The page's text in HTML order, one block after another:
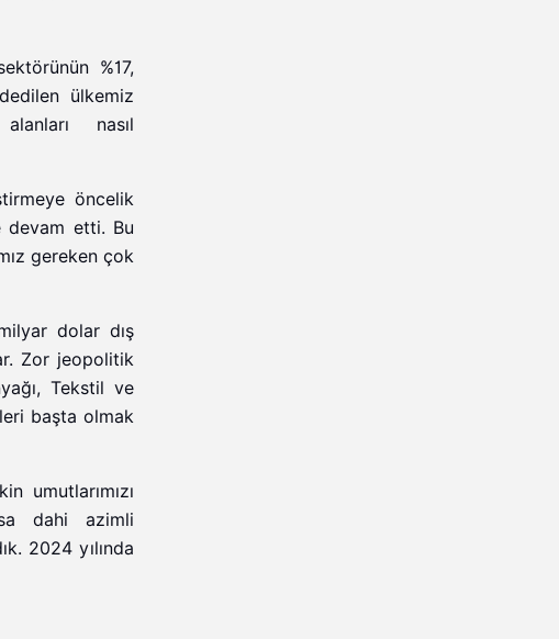
%17,
ülkemiz
nasıl
öncelik
devam etti. Bu
gereken çok
dolar dış
Zor jeopolitik
Tekstil ve
başta olmak
umutlarımızı
dahi azimli
2024 yılında